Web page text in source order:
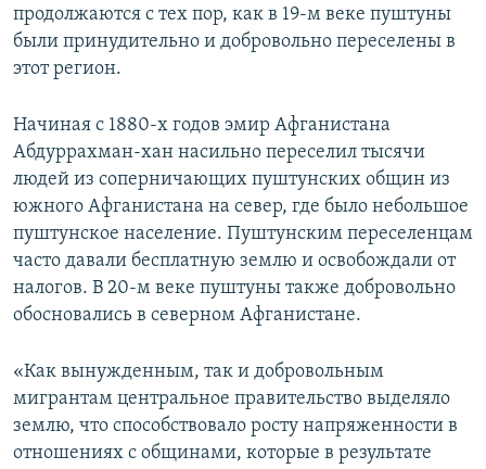
продолжаются с тех пор, как в 19-м веке пуштуны
были принудительно и добровольно переселены в
этот регион.
Начиная с 1880-х годов эмир Афганистана
Абдуррахман-хан насильно переселил тысячи
людей из соперничающих пуштунских общин из
южного Афганистана на север, где было небольшое
пуштунское население. Пуштунским переселенцам
часто давали бесплатную землю и освобождали от
налогов. В 20-м веке пуштуны также добровольно
обосновались в северном Афганистане.
«Как вынужденным, так и добровольным
мигрантам центральное правительство выделяло
землю, что способствовало росту напряженности в
отношениях с общинами, которые в результате